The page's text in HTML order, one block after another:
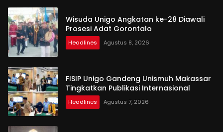
Wisuda Unigo Angkatan ke-28 Diawali
Prosesi Adat Gorontalo
Headlines Agustus 8, 2026
FISIP Unigo Gandeng Unismuh Makassar
Tingkatkan Publikasi Internasional
Headlines Agustus 7, 2026